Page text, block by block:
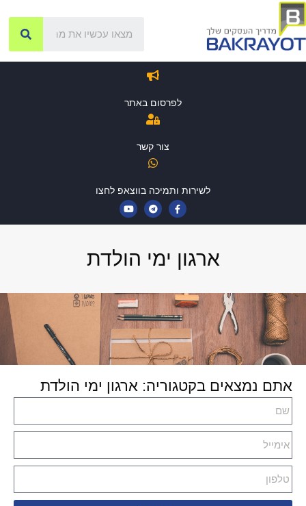
לפרסום באתר
צור קשר
לשירות ותמיכה בווצאפ לחצו
ארגון ימי הולדת
אתם נמצאים בקטגוריה: ארגון ימי הולדת